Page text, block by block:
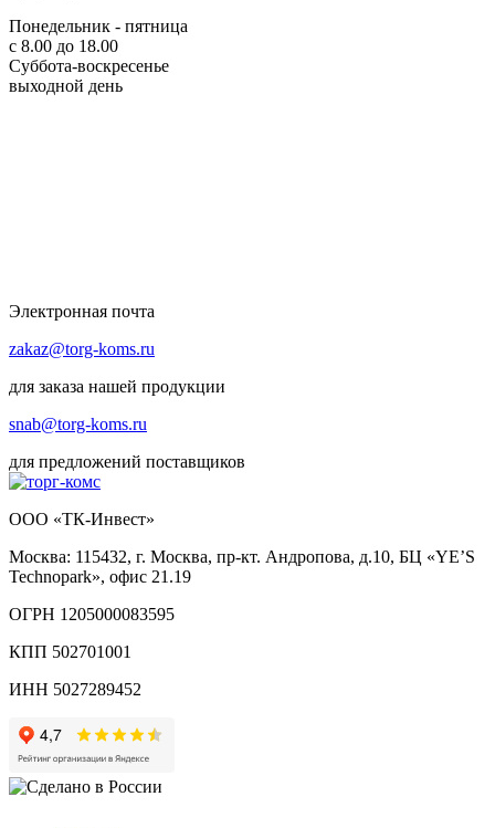
Понедельник - пятница
с 8.00 до 18.00
Суббота-воскресенье
выходной день
Электронная почта
zakaz@torg-koms.ru
для заказа нашей продукции
snab@torg-koms.ru
для предложений поставщиков
ООО «ТК-Инвест»
Москва: 115432, г. Москва, пр-кт. Андропова, д.10, БЦ «YE’S
Technopark», офис 21.19
ОГРН 1205000083595
КПП 502701001
ИНН 5027289452